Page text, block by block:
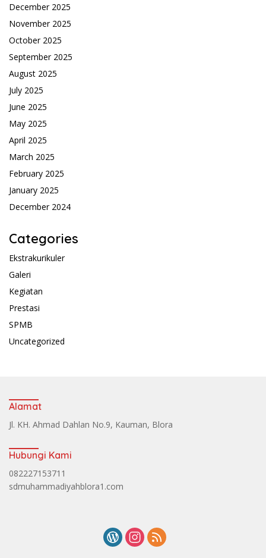
December 2025
November 2025
October 2025
September 2025
August 2025
July 2025
June 2025
May 2025
April 2025
March 2025
February 2025
January 2025
December 2024
Categories
Ekstrakurikuler
Galeri
Kegiatan
Prestasi
SPMB
Uncategorized
Alamat
Jl. KH. Ahmad Dahlan No.9, Kauman, Blora
Hubungi Kami
082227153711
sdmuhammadiyahblora1.com